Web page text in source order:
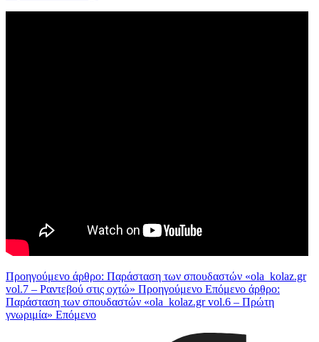
Προηγούμενο άρθρο: Παράσταση των σπουδαστών «ola_kolaz.gr
vol.7 – Ραντεβού στις οχτώ» Προηγούμενο Επόμενο άρθρο:
Παράσταση των σπουδαστών «ola_kolaz.gr vol.6 – Πρώτη
γνωριμία» Επόμενο